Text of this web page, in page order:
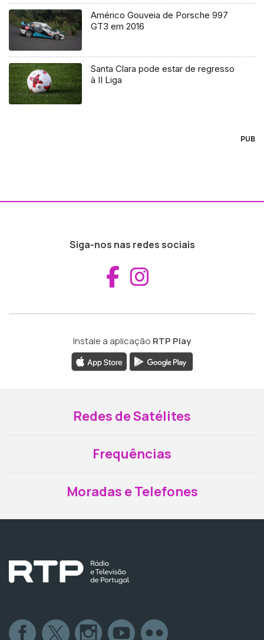
Américo Gouveia de Porsche 997
GT3 em 2016
Santa Clara pode estar de regresso
à II Liga
PUB
Siga-nos nas redes sociais
Aceder ao
Instale a aplicação RTP Play
Redes de Satélites
Frequências
Moradas e Telefones